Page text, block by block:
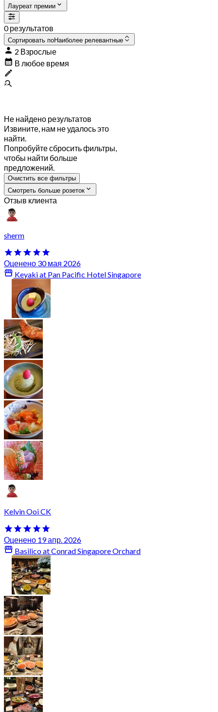
Лауреат премии
0 результатов
Сортировать поНаиболее релевантные
2 Взрослые
В любое время
Не найдено результатов
Извините, нам не удалось это
найти.
Попробуйте сбросить фильтры,
чтобы найти больше
предложений.
Очистить все фильтры
Смотреть больше розеток
Отзыв клиента
sherm
Оценено 30 мая 2026
Keyaki at Pan Pacific Hotel Singapore
Kelvin Ooi CK
Оценено 19 апр. 2026
Basilico at Conrad Singapore Orchard